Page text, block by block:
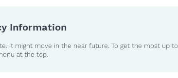
Information
It might move in the near future. To get the most up to
at the top.